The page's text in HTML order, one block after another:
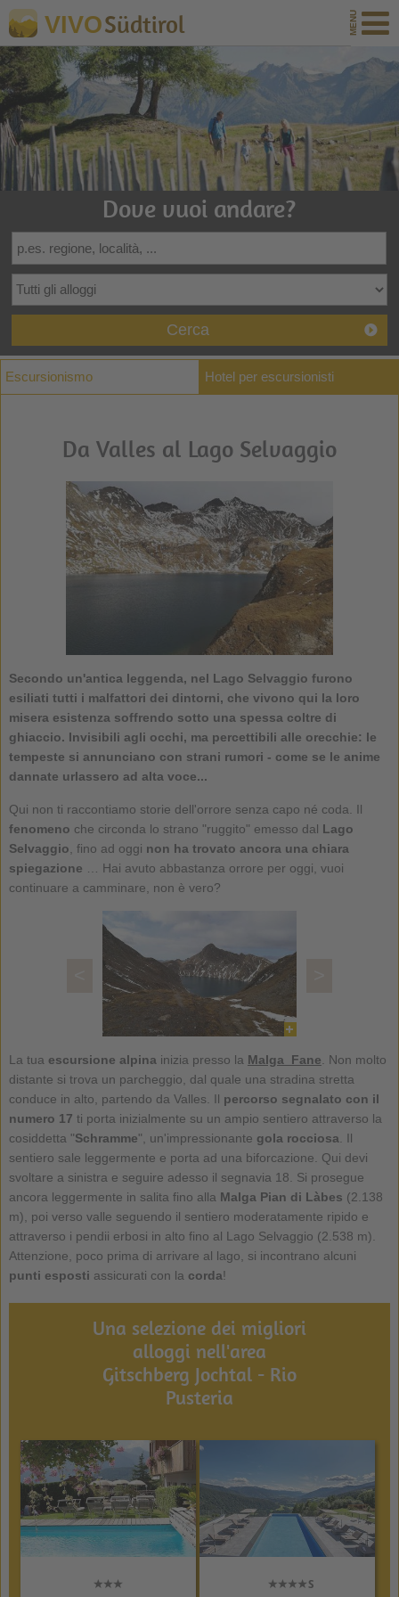
VIVOSüdtirol
Dove vuoi andare?
Cerca
Escursionismo Hotel per escursionisti
Da Valles al Lago Selvaggio
Secondo un'antica leggenda, nel Lago Selvaggio furono
esiliati tutti i malfattori dei dintorni, che vivono qui la loro
misera esistenza soffrendo sotto una spessa coltre di
ghiaccio. Invisibili agli occhi, ma percettibili alle orecchie: le
tempeste si annunciano con strani rumori - come se le anime
dannate urlassero ad alta voce...
Qui non ti raccontiamo storie dell'orrore senza capo né coda. Il
fenomeno che circonda lo strano "ruggito" emesso dal Lago
Selvaggio , fino ad oggi non ha trovato ancora una chiara
spiegazione … Hai avuto abbastanza orrore per oggi, vuoi
continuare a camminare, non è vero?
La tua escursione alpina inizia presso la Malga Fane . Non molto
distante si trova un parcheggio, dal quale una stradina stretta
conduce in alto, partendo da Valles. Il percorso segnalato con il
numero 17 ti porta inizialmente su un ampio sentiero attraverso la
cosiddetta "Schramme", un'impressionante gola rocciosa . Il
sentiero sale leggermente e porta ad una biforcazione. Qui devi
svoltare a sinistra e seguire adesso il segnavia 18. Si prosegue
ancora leggermente in salita fino alla Malga Pian di Làbes (2.138
m), poi verso valle seguendo il sentiero moderatamente ripido e
attraverso i pendii erbosi in alto fino al Lago Selvaggio (2.538 m).
Attenzione, poco prima di arrivare al lago, si incontrano alcuni
punti esposti assicurati con la corda!
Una selezione dei migliori
alloggi nell'area
Gitschberg Jochtal - Rio
Pusteria